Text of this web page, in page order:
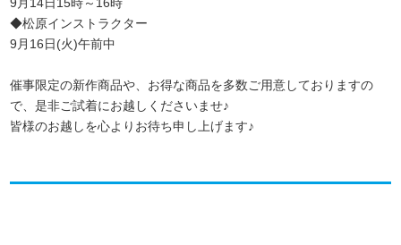
◆松原インストラクター
9月16日(火)午前中
催事限定の新作商品や、お得な商品を多数ご用意しておりますの
で、是非ご試着にお越しくださいませ♪
皆様のお越しを心よりお待ち申し上げます♪